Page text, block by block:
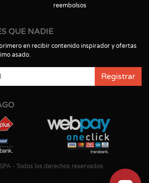
reembolsos
QUE NADIE
en recibir contenido inspirador y ofertas
asado.
Registrar
- Todos los derechos reservados